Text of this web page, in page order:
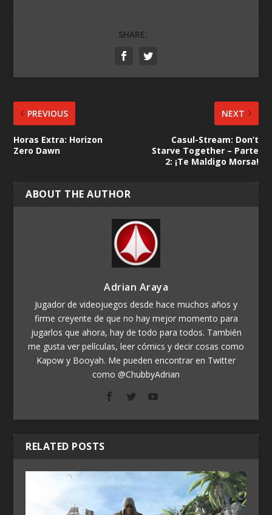
SHARE:
PREVIOUS
Horas Extra: Horizon
Zero Dawn
NEXT
Casul-Stream: Don’t
Starve Together – Parte
2: ¡Te Maldigo Morsa!
ABOUT THE AUTHOR
Adrian Araya
Jugador de videojuegos desde hace muchos años y
firme creyente de que no hay mejor momento para
jugarlos que ahora, hay de todo para todos. También
me gusta ver películas, leer cómics y decir cosas como
Kapow y Booyah. Me pueden encontrar en Twitter
como @ChubbyAdrian
RELATED POSTS